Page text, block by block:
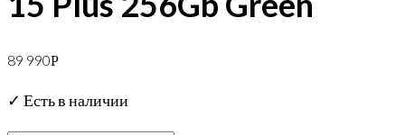
89 990Р
✓ Есть в наличии